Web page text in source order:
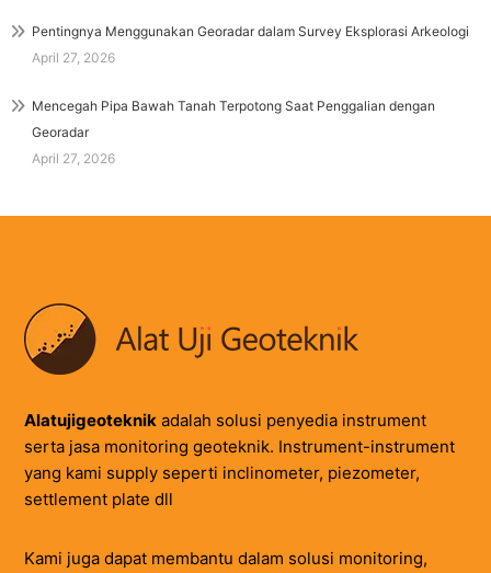
Pentingnya Menggunakan Georadar dalam Survey Eksplorasi Arkeologi
April 27, 2026
Mencegah Pipa Bawah Tanah Terpotong Saat Penggalian dengan
Georadar
April 27, 2026
Alatujigeoteknik adalah solusi penyedia instrument
serta jasa monitoring geoteknik. Instrument-instrument
yang kami supply seperti inclinometer, piezometer,
settlement plate dll
Kami juga dapat membantu dalam solusi monitoring,